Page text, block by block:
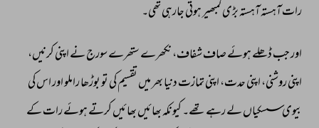
رات آہستہ آہستہ بڑی گمبھیر ہوتی جارہی تھی۔
اور جب ڈھلے ہوئے صاف شفاف، نکھرے ستھرے سورج نے اپنی کرنیں،
اپنی روشنی، اپنی حدت، اپنی تمازت دنیا بھر میں تقسیم کی تو بوڑھا راملو اور اس کی
بیوی سسکیاں لے رہے تھے۔ کیونکہ بھائیں بھائیں کرتے ہوئے رات کے